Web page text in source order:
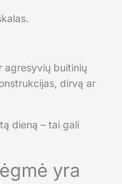
agresyvių buitinių
dirvą ar
dieną – tai gali
yra